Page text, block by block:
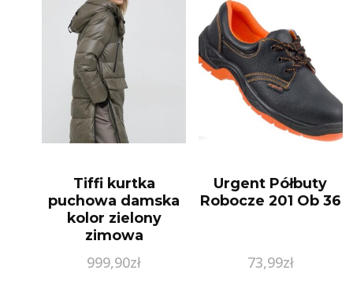
Tiffi kurtka
puchowa damska
kolor zielony
zimowa
999,90zł
Urgent Półbuty
Robocze 201 Ob 36
73,99zł